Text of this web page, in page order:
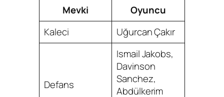
Mevki
Oyuncu
Kaleci
Uğurcan Çakır
Defans
Ismail Jakobs,
Davinson
Sanchez,
Abdülkerim